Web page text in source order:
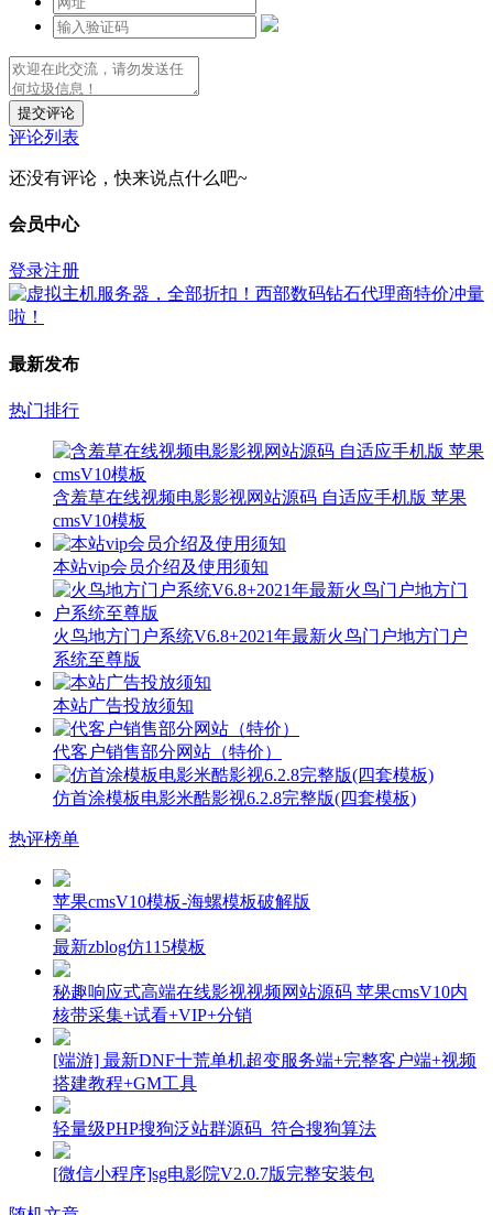
提交评论
评论列表
还没有评论，快来说点什么吧~
会员中心
登录注册
最新发布
热门排行
含羞草在线视频电影影视网站源码 自适应手机版 苹果
cmsV10模板
本站vip会员介绍及使用须知
火鸟地方门户系统V6.8+2021年最新火鸟门户地方门户
系统至尊版
本站广告投放须知
代客户销售部分网站（特价）
仿首涂模板电影米酷影视6.2.8完整版(四套模板)
热评榜单
苹果cmsV10模板-海螺模板破解版
最新zblog仿115模板
秘趣响应式高端在线影视视频网站源码 苹果cmsV10内
核带采集+试看+VIP+分销
[端游] 最新DNF十荒单机超变服务端+完整客户端+视频
搭建教程+GM工具
轻量级PHP搜狗泛站群源码_符合搜狗算法
[微信小程序]sg电影院V2.0.7版完整安装包